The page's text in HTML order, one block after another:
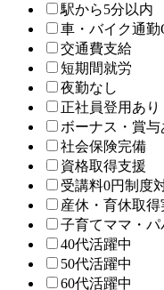
駅から5分以内
車・バイク通勤
交通費支給
短期間就労
夜勤なし
正社員登用あり
ボーナス・賞与
社会保険完備
資格取得支援
受講料0円制度
産休・育休取得
子育てママ・パ
40代活躍中
50代活躍中
60代活躍中